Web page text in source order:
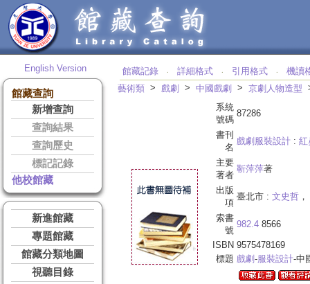
English Version
館藏查詢
新增查詢
查詢結果
查詢歷史
標記記錄
他校館藏
新進館藏
專題館藏
館藏分類地圖
視聽目錄
館藏記錄 ‧ 詳細格式 ‧ 引用格式 ‧
機讀
藝術類 > 戲劇 > 中國戲劇 > 京劇人物造型
系統
號碼
87286
書刊
名
戲劇服裝設計 : 紅
主要
著者
靳萍萍著
出版
項
臺北市 : 文史哲
索書
號
982.4 8566
ISBN 9575478169
標題 戲劇 -服裝設計-中